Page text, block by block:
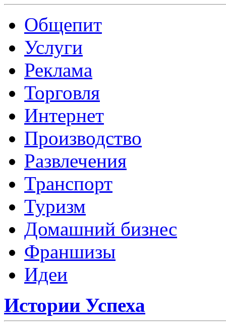
Общепит
Услуги
Реклама
Торговля
Интернет
Производство
Развлечения
Транспорт
Туризм
Домашний бизнес
Франшизы
Идеи
Истории Успеха